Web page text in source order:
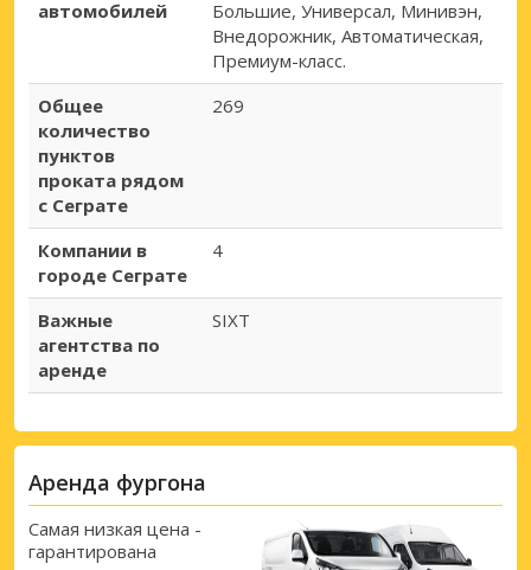
автомобилей
Большие, Универсал, Минивэн,
Внедорожник, Автоматическая,
Премиум-класс.
Общее
количество
пунктов
проката рядом
с Сеграте
269
Компании в
городе Сеграте
4
Важные
агентства по
аренде
SIXT
Аренда фургона
Самая низкая цена -
гарантирована